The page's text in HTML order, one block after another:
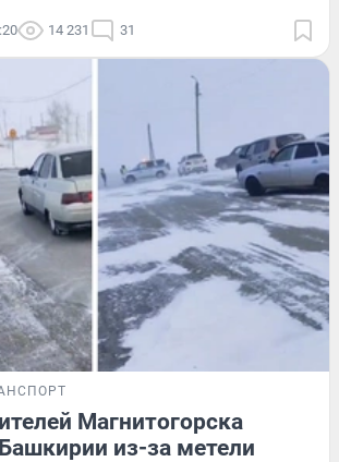
14 231 31
Магнитогорска
из-за метели